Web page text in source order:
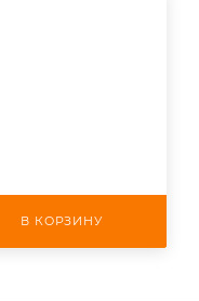
В КОРЗИНУ